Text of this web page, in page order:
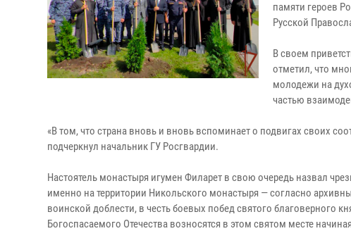
памяти героев
Русской
В своем
отметил, что
молодежи на
частью
«В том, что страна вновь и вновь вспоминает о подвигах своих
подчеркнул начальник ГУ Росгвардии.
Настоятель монастыря игумен Филарет в свою очередь назвал
именно на территории Никольского монастыря — согласно
воинской доблести, в честь боевых побед святого благоверного
Богоспасаемого Отечества возносятся в этом святом месте